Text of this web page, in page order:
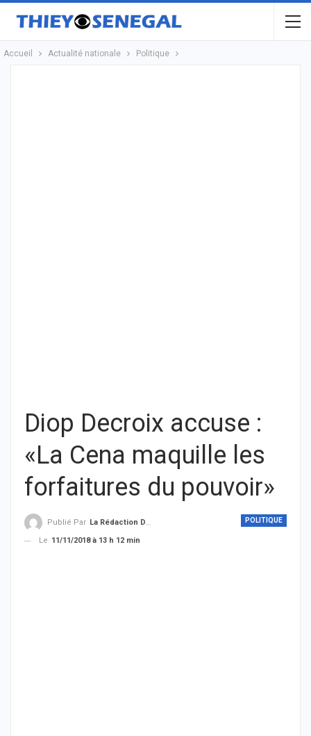
Accueil Actualité nationale Politique
Diop Decroix accuse :
«La Cena maquille les
forfaitures du pouvoir»
POLITIQUE
Publié Par La Rédaction De THIEYSENEGAL.com
Le 11/11/2018 à 13 h 12 min